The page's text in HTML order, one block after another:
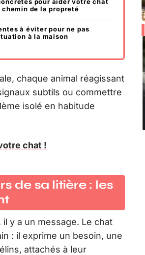
de la propreté
à éviter pour ne pas
à la maison
chaque animal réagissant
subtils ou commettre
isolé en habitude
chat !
de sa litière : les
y a un message. Le chat
: il exprime un besoin, une
attachés à leur